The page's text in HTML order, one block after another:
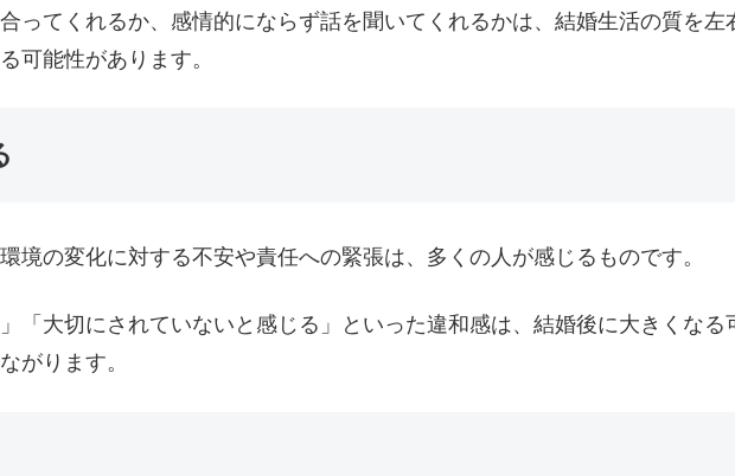
ってくれるか、感情的にならず話を聞いてくれるかは、結婚生活の質を左
可能性があります。
境の変化に対する不安や責任への緊張は、多くの人が感じるものです。
「大切にされていないと感じる」といった違和感は、結婚後に大きくなる
がります。